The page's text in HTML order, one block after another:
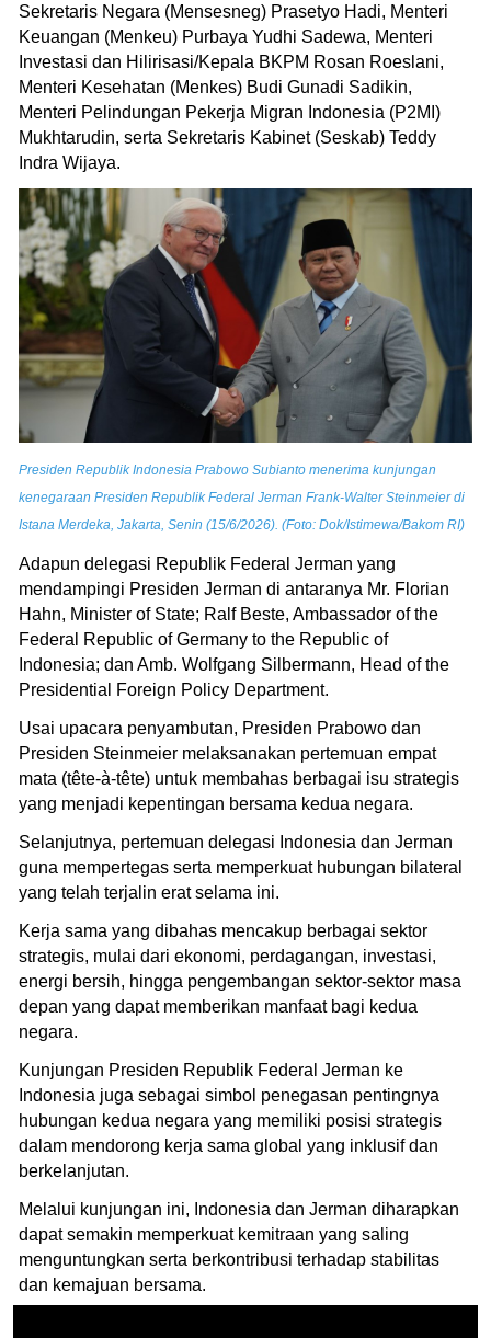
Sekretaris Negara (Mensesneg) Prasetyo Hadi, Menteri
Keuangan (Menkeu) Purbaya Yudhi Sadewa, Menteri
Investasi dan Hilirisasi/Kepala BKPM Rosan Roeslani,
Menteri Kesehatan (Menkes) Budi Gunadi Sadikin,
Menteri Pelindungan Pekerja Migran Indonesia (P2MI)
Mukhtarudin, serta Sekretaris Kabinet (Seskab) Teddy
Indra Wijaya.
Presiden Republik Indonesia Prabowo Subianto menerima kunjungan
kenegaraan Presiden Republik Federal Jerman Frank-Walter Steinmeier di
Istana Merdeka, Jakarta, Senin (15/6/2026). (Foto: Dok/Istimewa/Bakom RI)
Adapun delegasi Republik Federal Jerman yang
mendampingi Presiden Jerman di antaranya Mr. Florian
Hahn, Minister of State; Ralf Beste, Ambassador of the
Federal Republic of Germany to the Republic of
Indonesia; dan Amb. Wolfgang Silbermann, Head of the
Presidential Foreign Policy Department.
Usai upacara penyambutan, Presiden Prabowo dan
Presiden Steinmeier melaksanakan pertemuan empat
mata (tête-à-tête) untuk membahas berbagai isu strategis
yang menjadi kepentingan bersama kedua negara.
Selanjutnya, pertemuan delegasi Indonesia dan Jerman
guna mempertegas serta memperkuat hubungan bilateral
yang telah terjalin erat selama ini.
Kerja sama yang dibahas mencakup berbagai sektor
strategis, mulai dari ekonomi, perdagangan, investasi,
energi bersih, hingga pengembangan sektor-sektor masa
depan yang dapat memberikan manfaat bagi kedua
negara.
Kunjungan Presiden Republik Federal Jerman ke
Indonesia juga sebagai simbol penegasan pentingnya
hubungan kedua negara yang memiliki posisi strategis
dalam mendorong kerja sama global yang inklusif dan
berkelanjutan.
Melalui kunjungan ini, Indonesia dan Jerman diharapkan
dapat semakin memperkuat kemitraan yang saling
menguntungkan serta berkontribusi terhadap stabilitas
dan kemajuan bersama.